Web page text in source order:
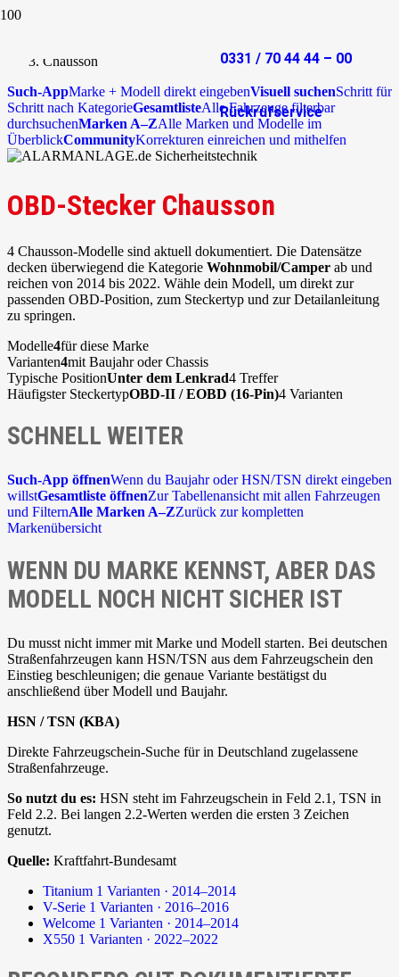
0331 / 70 44 44 – 00
Rückrufservice
Chausson
Such-AppMarke + Modell direkt eingebenVisuell suchenSchritt für
Schritt nach KategorieGesamtlisteAlle Fahrzeuge filterbar
durchsuchenMarken A–ZAlle Marken und Modelle im
ÜberblickCommunityKorrekturen einreichen und mithelfen
OBD-Stecker Chausson
4 Chausson-Modelle sind aktuell dokumentiert. Die Datensätze
decken überwiegend die Kategorie Wohnmobil/Camper ab und
reichen von 2014 bis 2022. Wähle dein Modell, um direkt zur
passenden OBD-Position, zum Steckertyp und zur Detailanleitung
zu springen.
Modelle4für diese Marke
Varianten4mit Baujahr oder Chassis
Typische PositionUnter dem Lenkrad4 Treffer
Häufigster SteckertypOBD-II / EOBD (16-Pin)4 Varianten
SCHNELL WEITER
Such-App öffnenWenn du Baujahr oder HSN/TSN direkt eingeben
willstGesamtliste öffnenZur Tabellenansicht mit allen Fahrzeugen
und FilternAlle Marken A–ZZurück zur kompletten
Markenübersicht
WENN DU MARKE KENNST, ABER DAS
MODELL NOCH NICHT SICHER IST
Du musst nicht immer mit Marke und Modell starten. Bei deutschen
Straßenfahrzeugen kann HSN/TSN aus dem Fahrzeugschein den
Einstieg beschleunigen; die genaue Variante bestätigst du
anschließend über Modell und Baujahr.
HSN / TSN (KBA)
Direkte Fahrzeugschein-Suche für in Deutschland zugelassene
Straßenfahrzeuge.
So nutzt du es: HSN steht im Fahrzeugschein in Feld 2.1, TSN in
Feld 2.2. Bei langen 2.2-Werten werden die ersten 3 Zeichen
genutzt.
Quelle: Kraftfahrt-Bundesamt
Titanium 1 Varianten · 2014–2014
V-Serie 1 Varianten · 2016–2016
Welcome 1 Varianten · 2014–2014
X550 1 Varianten · 2022–2022